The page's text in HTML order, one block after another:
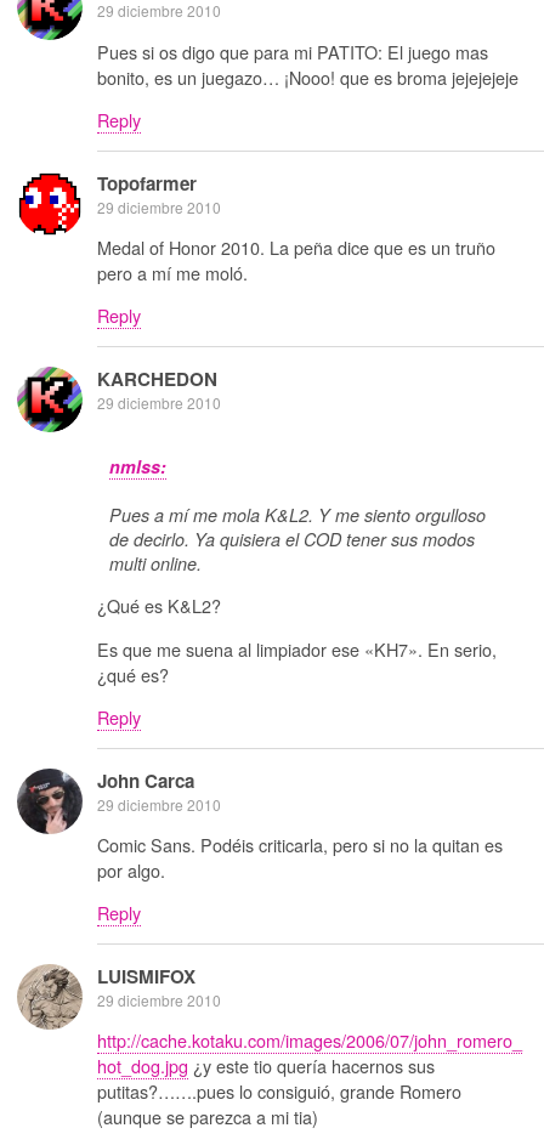
29 diciembre 2010
Pues si os digo que para mi PATITO: El juego mas
bonito, es un juegazo… ¡Nooo! que es broma jejejejeje
Reply
Topofarmer
29 diciembre 2010
Medal of Honor 2010. La peña dice que es un truño
pero a mí me moló.
Reply
KARCHEDON
29 diciembre 2010
nmlss:
Pues a mí me mola K&L2. Y me siento orgulloso
de decirlo. Ya quisiera el COD tener sus modos
multi online.
¿Qué es K&L2?
Es que me suena al limpiador ese «KH7». En serio,
¿qué es?
Reply
John Carca
29 diciembre 2010
Comic Sans. Podéis criticarla, pero si no la quitan es
por algo.
Reply
LUISMIFOX
29 diciembre 2010
http://cache.kotaku.com/images/2006/07/john_romero_
hot_dog.jpg ¿y este tio quería hacernos sus
putitas?…….pues lo consiguió, grande Romero
(aunque se parezca a mi tia)